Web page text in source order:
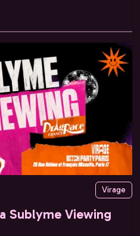
Virage
Sublyme Viewing